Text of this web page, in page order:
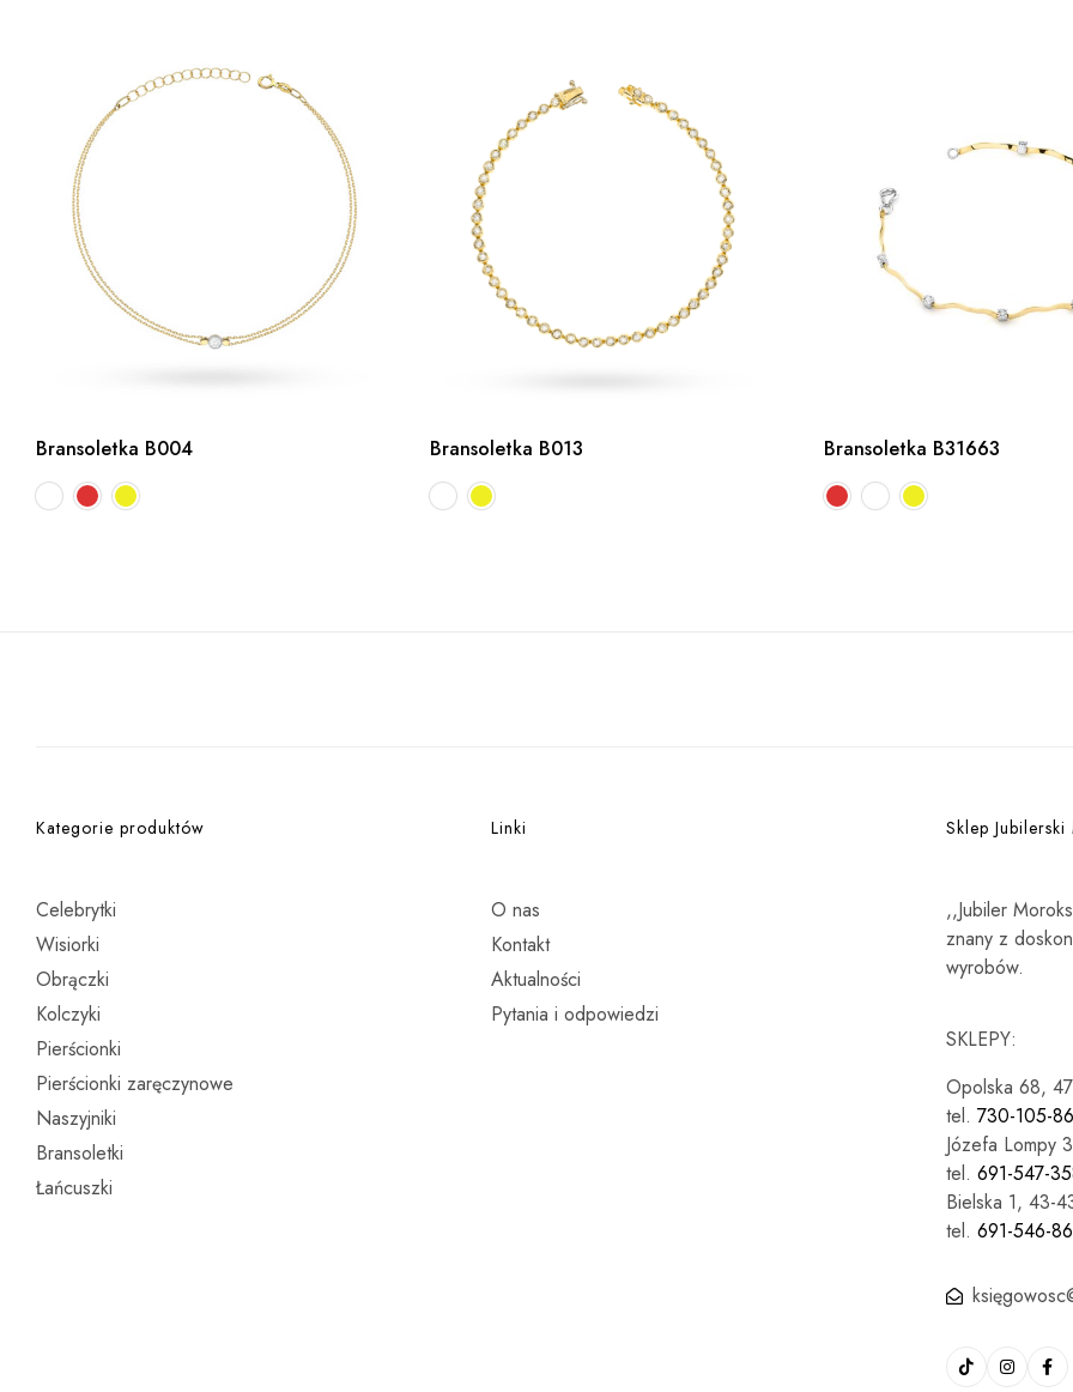
Bransoletka B004 Bransoletka B013 Bransoletka B31663
Kategorie produktów
Celebrytki
Wisiorki
Obrączki
Kolczyki
Pierścionki
Pierścionki zaręczynowe
Naszyjniki
Bransoletki
Łańcuszki
Linki
O nas
Kontakt
Aktualności
Pytania i odpowiedzi
Sklep Jubilerski
,,Jubiler
znany z
wyrobów.
SKLEPY:
Opolska 68,
tel. 730-105-
Józefa Lompy
tel. 691-547-
Bielska 1, 43-
tel. 691-546-